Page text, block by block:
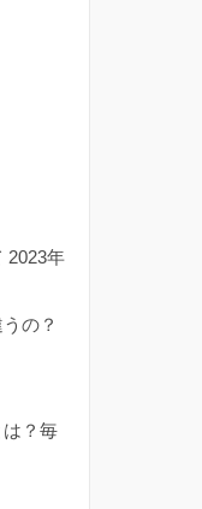
2023年
の？
は？毎